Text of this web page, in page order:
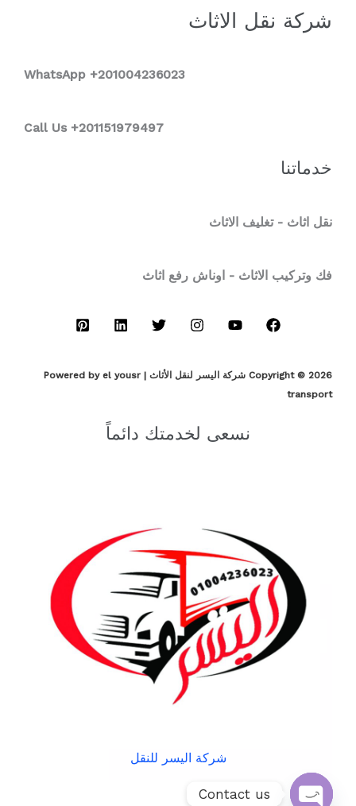
شركة نقل الاثاث
WhatsApp +201004236023
Call Us +201151979497
خدماتنا
نقل اثاث - تغليف الاثاث
فك وتركيب الاثاث - اوناش رفع اثاث
Copyright © 2026 شركة اليسر لنقل الأثاث | Powered by el yousr
transport
نسعى لخدمتك دائماً
شركة اليسر للنقل
Contact us